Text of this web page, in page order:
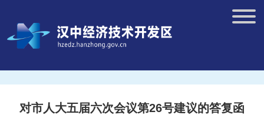
对市人大五届六次会议第26号建议的答复函